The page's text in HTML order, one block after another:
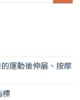
運動後伸展、按摩
標